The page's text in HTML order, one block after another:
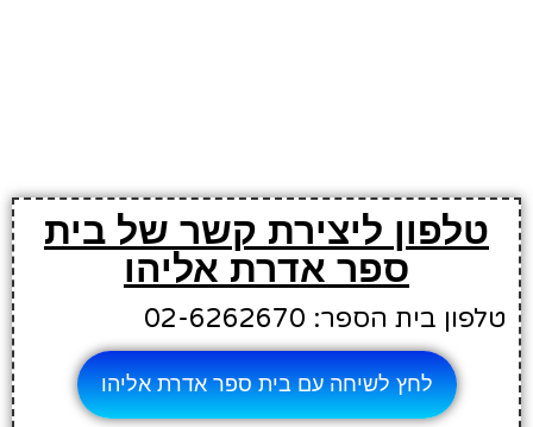
טלפון ליצירת קשר של בית
ספר אדרת אליהו
טלפון בית הספר: 02-6262670
לחץ לשיחה עם בית ספר אדרת אליהו